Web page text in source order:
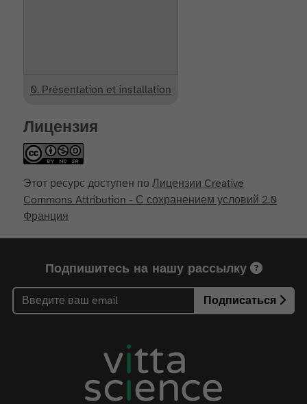
0. Présentation et installation
Лицензия
Этот ресурс доступен поЛицензии Creative
Commons Attribution - С сохранением условий 2.0
Франция
Подпишитесь на нашу рассылку
Подписаться